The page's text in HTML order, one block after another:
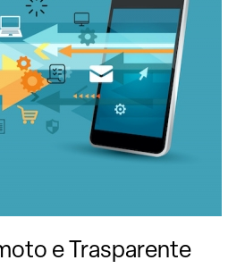
e Trasparente